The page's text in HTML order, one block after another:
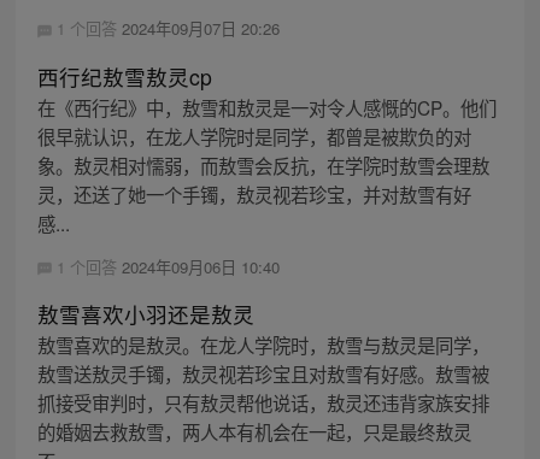
1 个回答 2024年09月07日 20:26
西行纪敖雪敖灵cp
在《西行纪》中，敖雪和敖灵是一对令人感慨的CP。他们
很早就认识，在龙人学院时是同学，都曾是被欺负的对
象。敖灵相对懦弱，而敖雪会反抗，在学院时敖雪会理敖
灵，还送了她一个手镯，敖灵视若珍宝，并对敖雪有好
感...
1 个回答 2024年09月06日 10:40
敖雪喜欢小羽还是敖灵
敖雪喜欢的是敖灵。在龙人学院时，敖雪与敖灵是同学，
敖雪送敖灵手镯，敖灵视若珍宝且对敖雪有好感。敖雪被
抓接受审判时，只有敖灵帮他说话，敖灵还违背家族安排
的婚姻去救敖雪，两人本有机会在一起，只是最终敖灵